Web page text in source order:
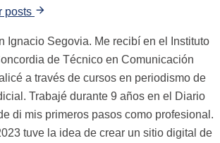
posts
Ignacio Segovia. Me recibí en el Instituto
de Técnico en Comunicación
a través de cursos en periodismo de
Trabajé durante 9 años en el Diario
di mis primeros pasos como profesional.
tuve la idea de crear un sitio digital de